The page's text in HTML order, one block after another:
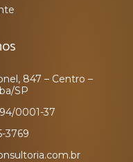
847 – Centro –
SP
0001-37
3769